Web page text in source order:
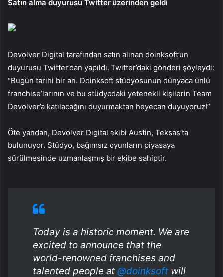
Satın alma duyurusu Twitter üzerinden geldi
Devolver Digital tarafından satın alınan doinksoft’un
duyurusu Twitter’dan yapıldı. Twitter’daki gönderi şöyleydi:
“Bugün tarihi bir an. Doinksoft stüdyosunun dünyaca ünlü
franchise’larının ve bu stüdyodaki yetenekli kişilerin Team
Devolver’a katılacağını duyurmaktan heyecan duyuyoruz!”
Öte yandan, Devolver Digital ekibi Austin, Teksas’ta
bulunuyor. Stüdyo, bağımsız oyunların piyasaya
sürülmesinde uzmanlaşmış bir ekibe sahiptir.
Today is a historic moment. We are
excited to announce that the
world-renowned franchises and
talented people at @doinksoft will